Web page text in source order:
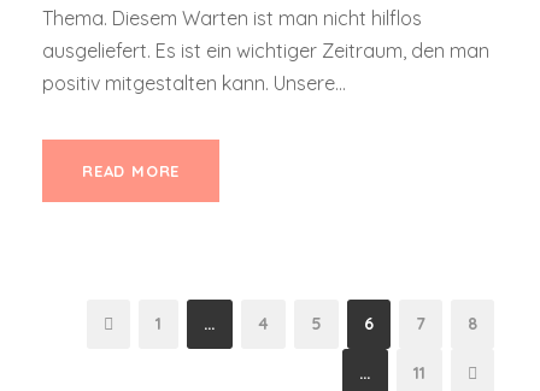
Thema. Diesem Warten ist man nicht hilflos
ausgeliefert. Es ist ein wichtiger Zeitraum, den man
positiv mitgestalten kann. Unsere...
READ MORE
1 … 4 5 6 7 8
… 11